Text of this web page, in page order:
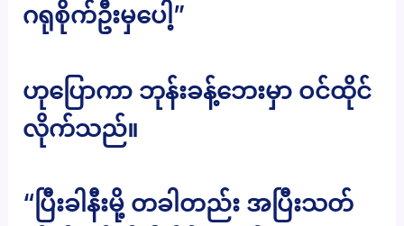
ဂရုစိုက်ဦးမှပေါ့”
ဟုပြောကာ ဘုန်းခန့်ဘေးမှာ ဝင်ထိုင်
လိုက်သည်။
“ပြီးခါနီးမို့ တခါတည်း အပြီးသတ်